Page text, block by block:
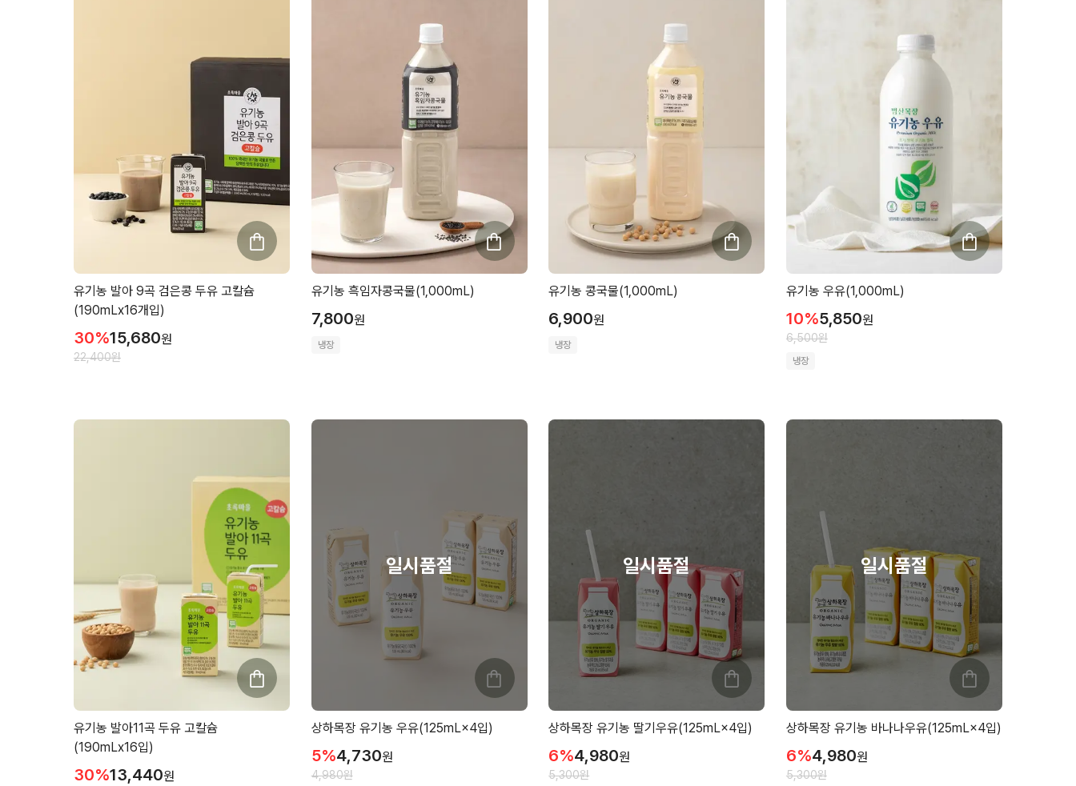
유기농 발아 9곡 검은콩 두유 고칼슘
(190mLx16개입)
30%15,680원
22,400원
유기농 흑임자콩국물(1,000mL)
7,800원
냉장
유기농 콩국물(1,000mL)
6,900원
냉장
유기농 우유(1,000mL)
10%5,850원
6,500원
냉장
유기농 발아11곡 두유 고칼슘
(190mLx16입)
30%13,440원
상하목장 유기농 우유(125mL×4입)
5%4,730원
4,980원
상하목장 유기농 딸기우유(125mL×4입)
6%4,980원
5,300원
상하목장 유기농 바나나우유(125mL×4입)
6%4,980원
5,300원